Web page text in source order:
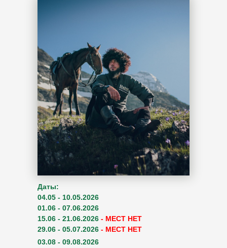
Даты:
04.05 - 10.05.2026
01.06 - 07.06.2026
15.06 - 21.06.2026 - МЕСТ НЕТ
29.06 - 05.07.2026 - МЕСТ НЕТ
03.08 - 09.08.2026